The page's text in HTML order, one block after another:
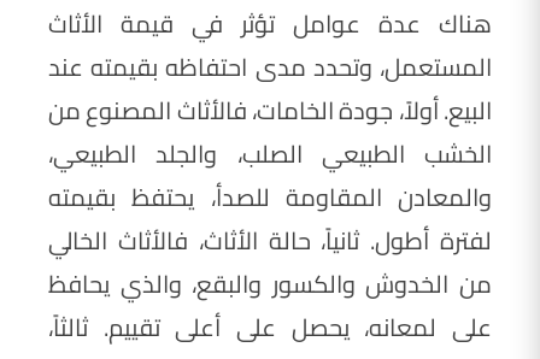
هناك عدة عوامل تؤثر في قيمة الأثاث
المستعمل، وتحدد مدى احتفاظه بقيمته عند
البيع. أولاً، جودة الخامات، فالأثاث المصنوع من
الخشب الطبيعي الصلب، والجلد الطبيعي،
والمعادن المقاومة للصدأ، يحتفظ بقيمته
لفترة أطول. ثانياً، حالة الأثاث، فالأثاث الخالي
من الخدوش والكسور والبقع، والذي يحافظ
على لمعانه، يحصل على أعلى تقييم. ثالثاً،